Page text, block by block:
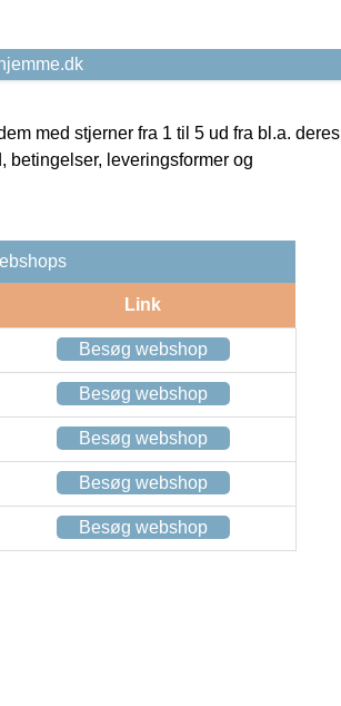
med stjerner fra 1 til 5 ud fra bl.a. deres
betingelser, leveringsformer og
Link
Besøg webshop
Besøg webshop
Besøg webshop
Besøg webshop
Besøg webshop